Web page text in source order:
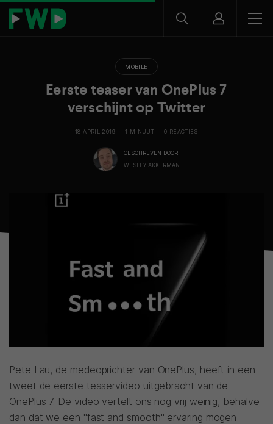
MOBILE
Eerste teaser van OnePlus 7
verschijnt op Twitter
18 APRIL 2019 1 MINUUT 0 REACTIES
GESCHREVEN DOOR
WESLEY AKKERMAN
Pete Lau, de medeoprichter van OnePlus, heeft in een
tweet de eerste teaservideo uitgebracht van de
OnePlus 7. De video vertelt ons nog vrij weinig, behalve
dan dat we een "fast and smooth" ervaring mogen